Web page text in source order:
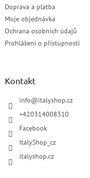
Doprava a platba
Moje objednávka
Ochrana osobních údajů
Prohlášení o přístupnosti
Kontakt
info@italyshop.cz
+420314008310
Facebook
ItalyShop_cz
italyshop.cz